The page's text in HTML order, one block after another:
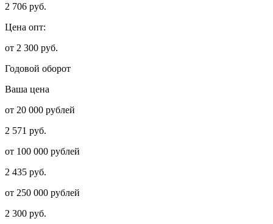
2 706 руб.
Цена опт:
от 2 300 руб.
Годовой оборот
Ваша цена
от 20 000 рублей
2 571 руб.
от 100 000 рублей
2 435 руб.
от 250 000 рублей
2 300 руб.